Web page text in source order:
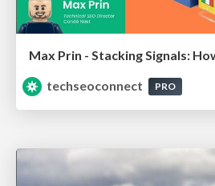
techseoconnect
PRO